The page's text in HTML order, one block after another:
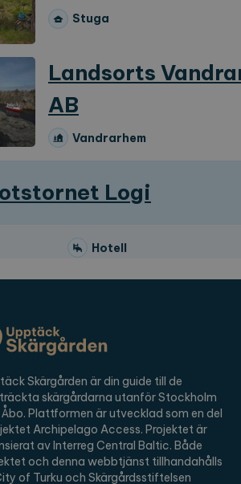
Stuga
Landsorts
AB
Vandrarhem
Logi
Hotell
Saltboden Kök &
Stockholm
Trail - etapp
Skärgården är din guide till de
skärgårdarna utanför Stockholm
Plattformen är utvecklad som en del
Archipelago Access. Projektet är
av Interreg Central Baltic. Både
och denna webbtjänst tillhandahålls
of Turku och Skärgårdsstiftelsen
_ga